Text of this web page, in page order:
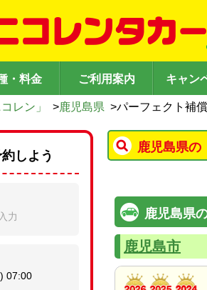
・料金 ご利用案内 キャン
レン」 >鹿児島県 >パーフェクト補償
鹿児島県の
鹿児島県
鹿児島市
しよう
力
07:00